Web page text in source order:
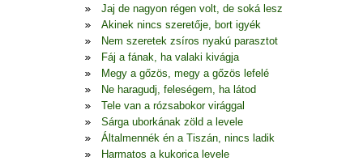
Jaj de nagyon régen volt, de soká lesz
Akinek nincs szeretője, bort igyék
Nem szeretek zsíros nyakú parasztot
Fáj a fának, ha valaki kivágja
Megy a gőzös, megy a gőzös lefelé
Ne haragudj, feleségem, ha látod
Tele van a rózsabokor virággal
Sárga uborkának zöld a levele
Általmennék én a Tiszán, nincs ladik
Harmatos a kukorica levele